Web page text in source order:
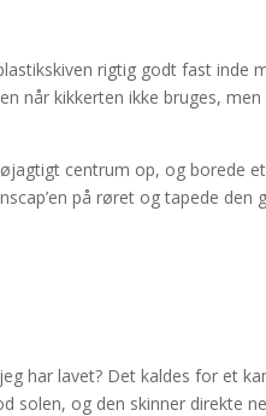
rigtig godt fast inde
når kikkerten ikke bruges,
centrum op, og borede
på røret og tapede den
har lavet? Det kaldes for et
solen, og den skinner direkte